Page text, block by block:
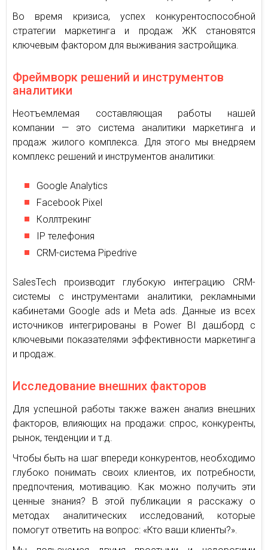
Во время кризиса, успех конкурентоспособной
стратегии маркетинга и продаж ЖК становятся
ключевым фактором для выживания застройщика.
Фреймворк решений и инструментов
аналитики
Неотъемлемая составляющая работы нашей
компании — это система аналитики маркетинга и
продаж жилого комплекса. Для этого мы внедряем
комплекс решений и инструментов аналитики:
Google Analytics
Facebook Pixel
Коллтрекинг
IP телефония
CRM-система Pipedrive
SalesTech производит глубокую интеграцию CRM-
системы с инструментами аналитики, рекламными
кабинетами Google ads и Meta ads. Данные из всех
источников интегрированы в Power BI дашборд с
ключевыми показателями эффективности маркетинга
и продаж.
Исследование внешних факторов
Для успешной работы также важен анализ внешних
факторов, влияющих на продажи: спрос, конкуренты,
рынок, тенденции и т.д.
Чтобы быть на шаг впереди конкурентов, необходимо
глубоко понимать своих клиентов, их потребности,
предпочтения, мотивацию. Как можно получить эти
ценные знания? В этой публикации я расскажу о
методах аналитических исследований, которые
помогут ответить на вопрос: «Кто ваши клиенты?».